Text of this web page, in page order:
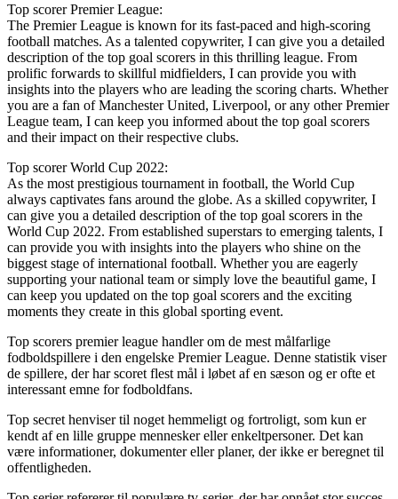
Top scorer Premier League:
The Premier League is known for its fast-paced and high-scoring
football matches. As a talented copywriter, I can give you a detailed
description of the top goal scorers in this thrilling league. From
prolific forwards to skillful midfielders, I can provide you with
insights into the players who are leading the scoring charts. Whether
you are a fan of Manchester United, Liverpool, or any other Premier
League team, I can keep you informed about the top goal scorers
and their impact on their respective clubs.
Top scorer World Cup 2022:
As the most prestigious tournament in football, the World Cup
always captivates fans around the globe. As a skilled copywriter, I
can give you a detailed description of the top goal scorers in the
World Cup 2022. From established superstars to emerging talents, I
can provide you with insights into the players who shine on the
biggest stage of international football. Whether you are eagerly
supporting your national team or simply love the beautiful game, I
can keep you updated on the top goal scorers and the exciting
moments they create in this global sporting event.
Top scorers premier league handler om de mest målfarlige
fodboldspillere i den engelske Premier League. Denne statistik viser
de spillere, der har scoret flest mål i løbet af en sæson og er ofte et
interessant emne for fodboldfans.
Top secret henviser til noget hemmeligt og fortroligt, som kun er
kendt af en lille gruppe mennesker eller enkeltpersoner. Det kan
være informationer, dokumenter eller planer, der ikke er beregnet til
offentligheden.